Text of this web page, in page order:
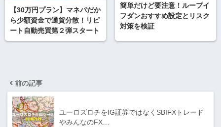
【30万円プラン】マネパだか
ら少額資金で通貨分散！リピ
ート自動売買第２弾スタート
簡単だけど要注意！ループイ
フダンおすすめ設定とリスク
対策を検証
前の記事
ユーロズロチをIG証券ではなくSBIFXトレード
やみんなのFX…